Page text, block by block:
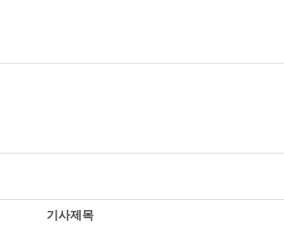
기사제목